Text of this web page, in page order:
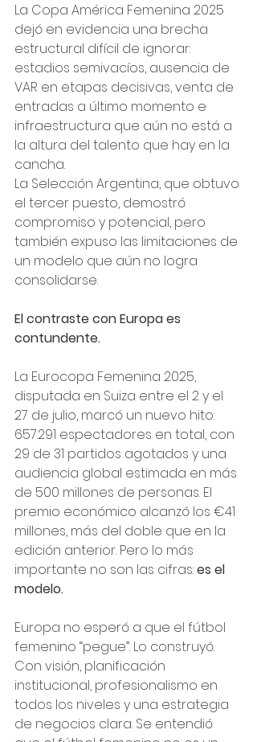
La Copa América Femenina 2025
dejó en evidencia una brecha
estructural difícil de ignorar:
estadios semivacíos, ausencia de
VAR en etapas decisivas, venta de
entradas a último momento e
infraestructura que aún no está a
la altura del talento que hay en la
cancha.
La Selección Argentina, que obtuvo
el tercer puesto, demostró
compromiso y potencial, pero
también expuso las limitaciones de
un modelo que aún no logra
consolidarse.
El contraste con Europa es
contundente.
La Eurocopa Femenina 2025,
disputada en Suiza entre el 2 y el
27 de julio, marcó un nuevo hito:
657.291 espectadores en total, con
29 de 31 partidos agotados y una
audiencia global estimada en más
de 500 millones de personas. El
premio económico alcanzó los €41
millones, más del doble que en la
edición anterior. Pero lo más
importante no son las cifras: es el
modelo.
Europa no esperó a que el fútbol
femenino “pegue”. Lo construyó.
Con visión, planificación
institucional, profesionalismo en
todos los niveles y una estrategia
de negocios clara. Se entendió